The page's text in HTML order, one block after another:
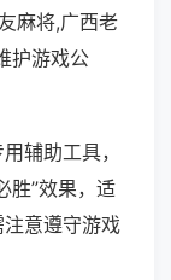
麻将,广西老
护游戏公
辅助工具，
胜”效果，适
意遵守游戏